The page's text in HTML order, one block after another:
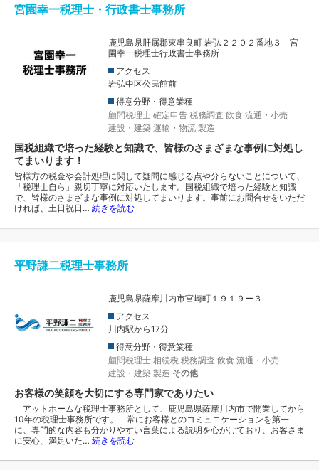
宮園幸一税理士・行政書士事務所
鹿児島県肝属郡東串良町 岩弘２２０２番地３ 宮
園幸一税理士行政書士事務所
アクセス
岩弘中区公民館前
得意分野・得意業種
顧問税理士 確定申告 税務調査 飲食 流通・小売
建設・建築 運輸・物流 製造
国税組織で培った経験と知識で、皆様のさまざまな事例に対処し
てまいります！
皆様方の税金や会計処理に関して疑問に感じる点や分らないことについて、
「税理士自ら」親切丁寧に対応いたします。国税組織で培った経験と知識
で、皆様のさまざまな事例に対処してまいります。事前にお問合せをいただ
ければ、土日祝日… 続きを読む
平野謙二税理士事務所
鹿児島県薩摩川内市宮崎町１９１９ー３
アクセス
川内駅から17分
得意分野・得意業種
顧問税理士 相続税 税務調査 飲食 流通・小売
建設・建築 製造 その他
お客様の笑顔を大切にする専門家でありたい
アットホームな税理士事務所として、鹿児島県薩摩川内市で開業してから
10年の税理士事務所です。 常にお客様とのコミュニケーションを第一
に、専門的な内容も分かりやすい言葉による説明を心がけており、お客さま
に安心、満足いた… 続きを読む